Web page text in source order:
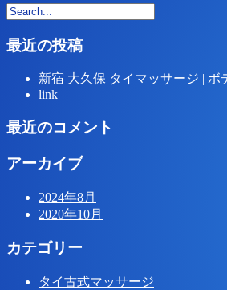
最近の投稿
新宿 大久保 タイマッサージ |
link
最近のコメント
アーカイブ
2024年8月
2020年10月
カテゴリー
タイ古式マッサージ